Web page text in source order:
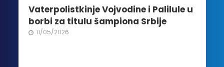
Vaterpolistkinje Vojvodine i Palilule u
borbi za titulu šampiona Srbije
11/05/2026